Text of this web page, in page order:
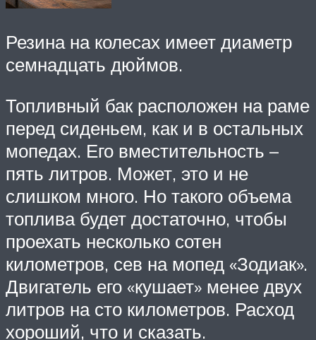
Резина на колесах имеет диаметр
семнадцать дюймов.
Топливный бак расположен на раме
перед сиденьем, как и в остальных
мопедах. Его вместительность –
пять литров. Может, это и не
слишком много. Но такого объема
топлива будет достаточно, чтобы
проехать несколько сотен
километров, сев на мопед «Зодиак».
Двигатель его «кушает» менее двух
литров на сто километров. Расход
хороший, что и сказать.